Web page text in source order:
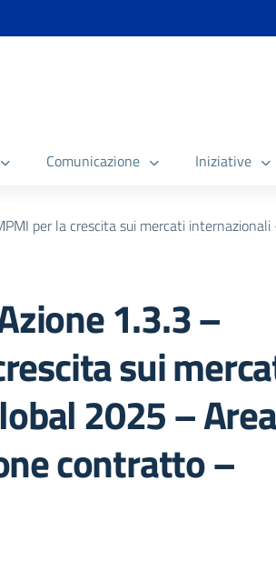
Comunicazione Iniziative
per la crescita sui mercati
1.3.3 –
sui
2025 – Area
contratto –